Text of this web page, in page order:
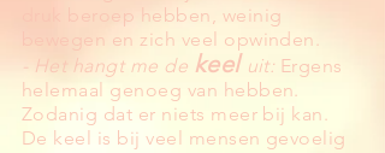
druk beroep hebben, weinig
bewegen en zich veel opwinden.
- Het hangt me de keeluit: Ergens
helemaal genoeg van hebben.
Zodanig dat er niets meer bij kan.
De keel is bij veel mensen gevoelig